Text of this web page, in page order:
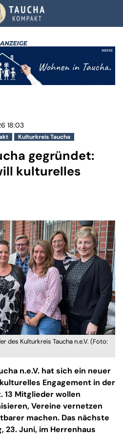
Kulturkreis
Kulturkreis Taucha
18:03
gegründet:
kulturelles
des Kulturkreis Taucha n.e.V. (Foto:
n.e.V. hat sich ein neuer
Engagement in der
Mitglieder wollen
Vereine vernetzen
machen. Das nächste
23. Juni, im Herrenhaus